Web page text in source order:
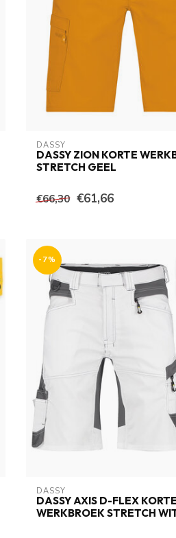
DASSY
DASSY ZION KORTE
STRETCH GEEL
€66,30 €61,66
-7%
DASSY
DASSY AXIS D-FLEX KORTE
WERKBROEK STRETCH